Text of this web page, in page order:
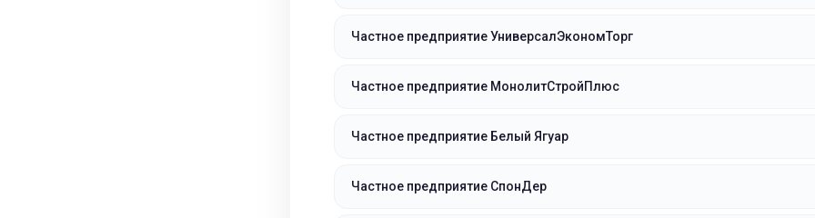
Частное предприятие УниверсалЭкономТорг
Частное предприятие МонолитСтройПлюс
Частное предприятие Белый Ягуар
Частное предприятие СпонДер